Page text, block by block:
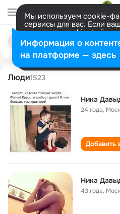
Мы используем cookie-
сервисы для вас. Если
настроить cookie-файлы
представитель. Больше
Разрешить все
Поиск
людям
nika davydova
Люди1523
Ника
24 года,
Добавить
Ника
43 года,
Информация о
на платформе — здесь